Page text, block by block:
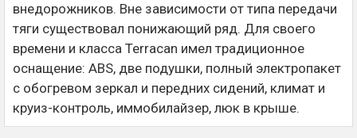
внедорожников. Вне зависимости от типа передачи
тяги существовал понижающий ряд. Для своего
времени и класса Terracan имел традиционное
оснащение: ABS, две подушки, полный электропакет
с обогревом зеркал и передних сидений, климат и
круиз-контроль, иммобилайзер, люк в крыше.